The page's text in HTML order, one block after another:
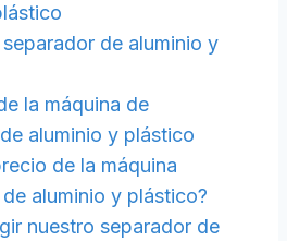
de aluminio y
la máquina de
aluminio y plástico
de la máquina
aluminio y plástico?
nuestro separador de